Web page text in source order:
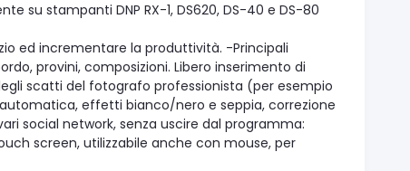
su stampanti DNP RX-1, DS620, DS-40 e DS-80
ed incrementare la produttività. -Principali
provini, composizioni. Libero inserimento di
scatti del fotografo professionista (per esempio
effetti bianco/nero e seppia, correzione
social network, senza uscire dal programma:
screen, utilizzabile anche con mouse, per